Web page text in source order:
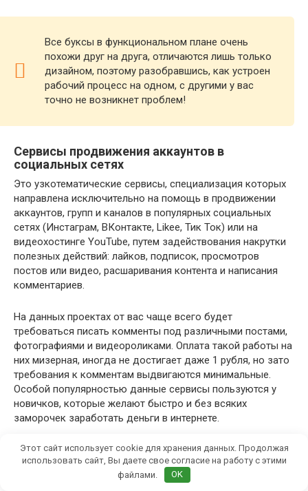
Все буксы в функциональном плане очень
похожи друг на друга, отличаются лишь только
дизайном, поэтому разобравшись, как устроен
рабочий процесс на одном, с другими у вас
точно не возникнет проблем!
Сервисы продвижения аккаунтов в
социальных сетях
Это узкотематические сервисы, специализация которых
направлена исключительно на помощь в продвижении
аккаунтов, групп и каналов в популярных социальных
сетях (Инстаграм, ВКонтакте, Likee, Тик Ток) или на
видеохостинге YouTube, путем задействования накрутки
полезных действий: лайков, подписок, просмотров
постов или видео, расшаривания контента и написания
комментариев.
На данных проектах от вас чаще всего будет
требоваться писать комменты под различными постами,
фотографиями и видеороликами. Оплата такой работы на
них мизерная, иногда не достигает даже 1 рубля, но зато
требования к комментам выдвигаются минимальные.
Особой популярностью данные сервисы пользуются у
новичков, которые желают быстро и без всяких
заморочек заработать деньги в интернете.
Больше всего заданий, связанных с комментариями в
социальных сетях вы сможете найти на следующих
Этот сайт использует cookie для хранения данных. Продолжая
использовать сайт, Вы даете свое согласие на работу с этими
файлами.
OK